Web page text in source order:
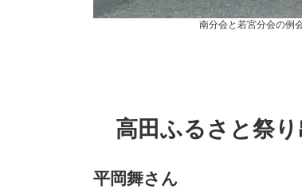
南分会と若宮分会の例
高田ふるさと祭り
平岡舞さん